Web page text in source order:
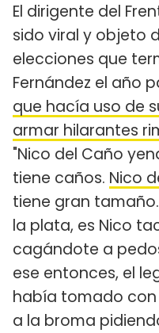
El dirigente del
sido viral y objeto
elecciones que
Fernández el año
que hacía uso de
armar hilarantes
"Nico del Caño
tiene caños. Nico
tiene gran
la plata, es Nico
cagándote a
ese entonces, el
había tomado
a la broma